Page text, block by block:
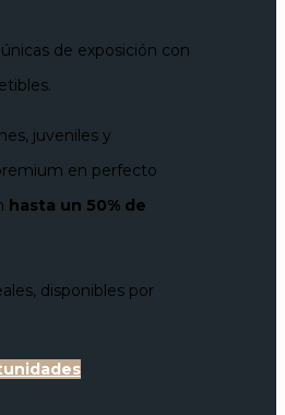
de exposición con
juveniles y
en perfecto
hasta un 50% de
disponibles por